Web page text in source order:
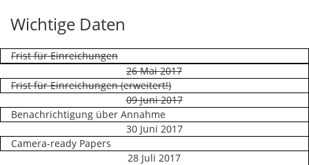
Wichtige Daten
Frist für Einreichungen
26 Mai 2017
Frist für Einreichungen (erweitert!)
09 Juni 2017
Benachrichtigung über Annahme
30 Juni 2017
Camera-ready Papers
28 Juli 2017